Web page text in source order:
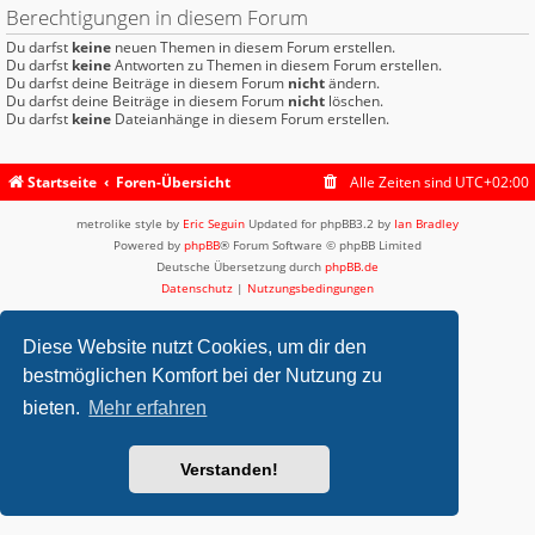
Diese Website nutzt Cookies, um dir den
bestmöglichen Komfort bei der Nutzung zu
bieten. Mehr erfahren
Verstanden!
Berechtigungen in diesem Forum
Du darfst keine neuen Themen in diesem Forum erstellen.
Du darfst keineAntworten zu Themen in diesem Forum erstellen.
Du darfst deine Beiträge in diesem Forum nichtändern.
Du darfst deine Beiträge in diesem Forum nicht löschen.
Du darfst keine Dateianhänge in diesem Forum erstellen.
Startseite Foren-Übersicht Alle Zeiten sind UTC+02:00
metrolike style by Eric Seguin Updated for phpBB3.2 by Ian Bradley
Powered by phpBB® Forum Software © phpBB Limited
Deutsche Übersetzung durch phpBB.de
Datenschutz | Nutzungsbedingungen